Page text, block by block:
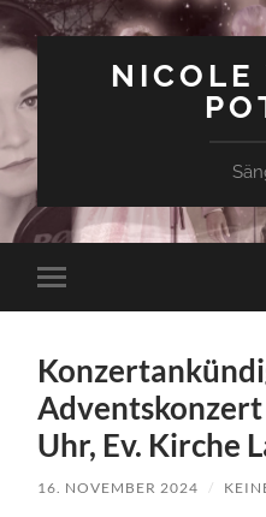
NICOLE
Mobile-
Menü
Uhr, Ev. Kirche
16. NOVEMBER 2024 /